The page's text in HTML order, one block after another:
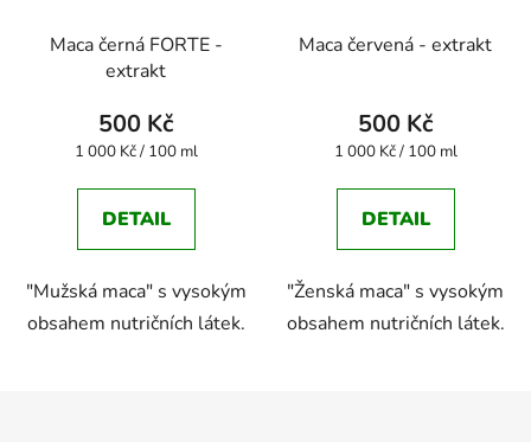
Maca černá FORTE -
extrakt
500 Kč
Měrná
1 000 Kč / 100 ml
DETAIL
"Mužská maca" s vysokým
obsahem nutričních látek.
Maca červená - extrakt
500 Kč
Měrná
1 000 Kč / 100 ml
DETAIL
"Ženská maca" s vysokým
obsahem nutričních látek.